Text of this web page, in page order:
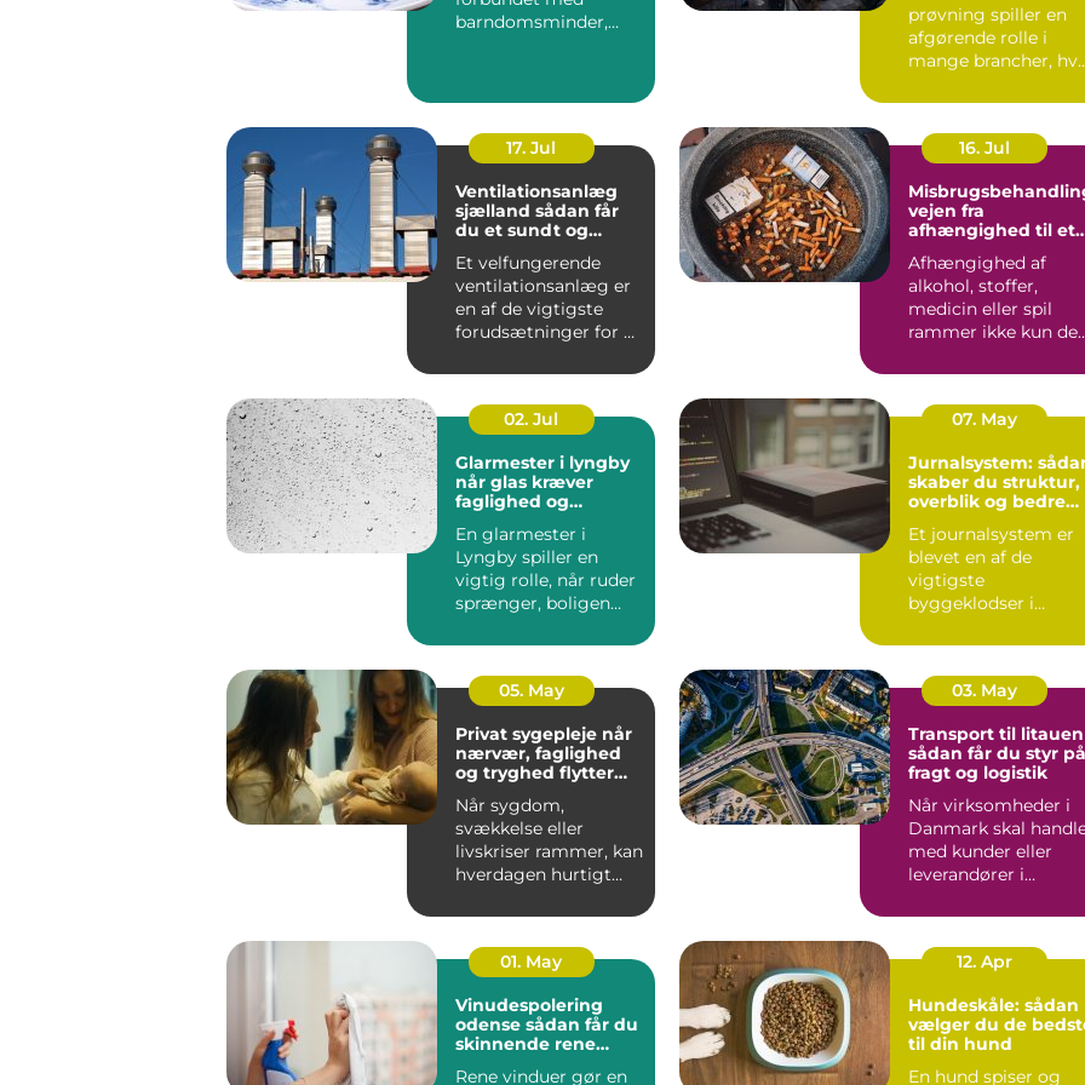
barndomsminder,
prøvning spiller en
afgørende rolle i
mange brancher,
d...
17. Jul
Ventilationsanlæg
sjælland sådan får
du et sundt og
Et velfungerende
ventilationsanlæg er
en af de vigtigste
forudsætninger for et
16. Jul
vejen fra
afhængighed til et
hverdagsliv
Afhængighed af
alkohol, stoffer,
medicin eller spil
rammer ikke kun
arbe...
02. Jul
Glarmester i lyngby
når glas kræver
faglighed og
En glarmester i
Lyngby spiller en
vigtig rolle, når ruder
sprænger, boligen
el...
07. May
Jurnalsystem:
skaber du struktur,
overblik og bedre
Et journalsystem er
blevet en af de
vigtigste
byggeklodser i
sundhedsvæsen. Når
læger, klini...
05. May
Privat sygepleje når
nærvær, faglighed
og tryghed flytter
Når sygdom,
svækkelse eller
livskriser rammer, kan
hverdagen hurtigt
Mange oplev...
03. May
Transport til litauen
sådan får du styr på
fragt og logistik
Når virksomheder i
Danmark skal
med kunder eller
leverandører i
transport t...
01. May
Vinudespolering
odense sådan får du
skinnende rene
Rene vinduer gør en
12. Apr
Hundeskåle: sådan
vælger du de
til din hund
En hund spiser og